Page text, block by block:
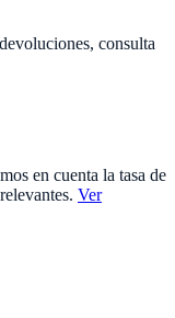
consulta
en cuenta la tasa de
Ver